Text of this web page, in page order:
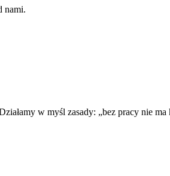
nami.
w myśl zasady: „bez pracy nie ma